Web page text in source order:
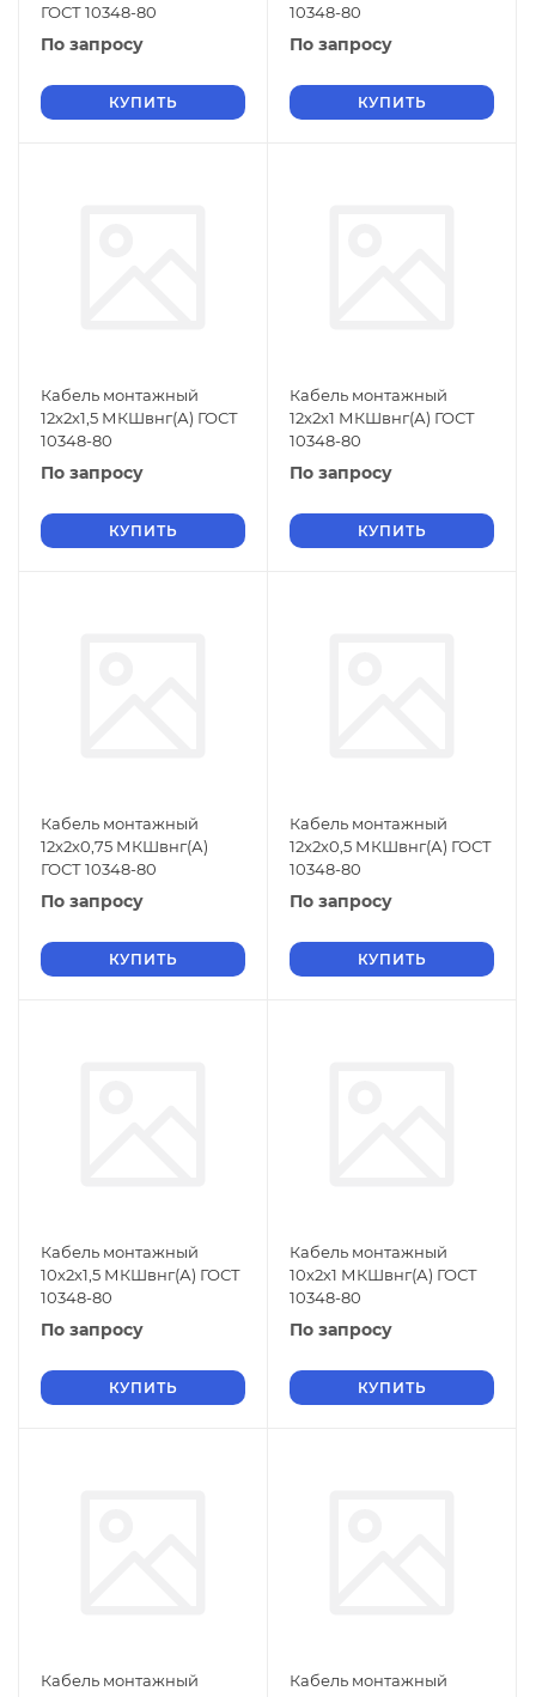
ГОСТ 10348-80
По запросу
КУПИТЬ
10348-80
По запросу
КУПИТЬ
Кабель монтажный
12х2х1,5 МКШвнг(А) ГОСТ
10348-80
По запросу
КУПИТЬ
Кабель монтажный
12х2х1 МКШвнг(А) ГОСТ
10348-80
По запросу
КУПИТЬ
Кабель монтажный
12х2х0,75 МКШвнг(А)
ГОСТ 10348-80
По запросу
КУПИТЬ
Кабель монтажный
12х2х0,5 МКШвнг(А) ГОСТ
10348-80
По запросу
КУПИТЬ
Кабель монтажный
10х2х1,5 МКШвнг(А) ГОСТ
10348-80
По запросу
КУПИТЬ
Кабель монтажный
10х2х1 МКШвнг(А) ГОСТ
10348-80
По запросу
КУПИТЬ
Кабель монтажный
Кабель монтажный